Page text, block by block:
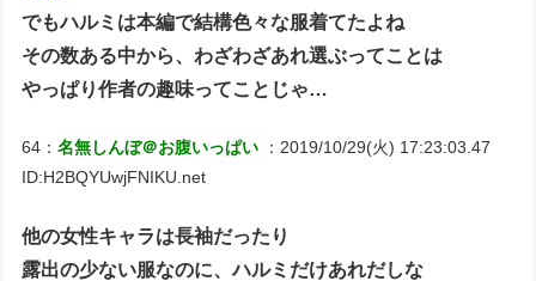
でもハルミは本編で結構色々な服着てたよね
その数ある中から、わざわざあれ選ぶってことは
やっぱり作者の趣味ってことじゃ…
64：名無しんぼ＠お腹いっぱい
：2019/10/29(火) 17:23:03.47
ID:H2BQYUwjFNIKU.net
他の女性キャラは長袖だったり
露出の少ない服なのに、ハルミだけあれだしな